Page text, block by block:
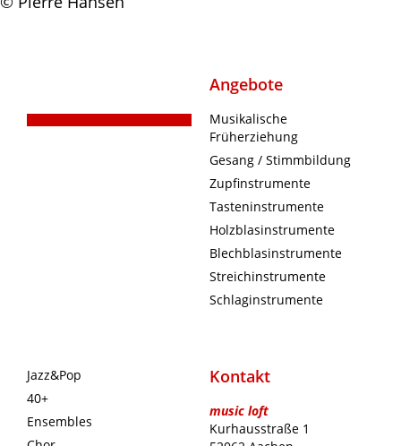
Angebote
Musikalische
Früherziehung
Gesang / Stimmbildung
Zupfinstrumente
Tasteninstrumente
Holzblasinstrumente
Blechblasinstrumente
Streichinstrumente
Schlaginstrumente
Jazz&Pop
40+
Ensembles
Kontakt
music loft
Kurhausstraße 1